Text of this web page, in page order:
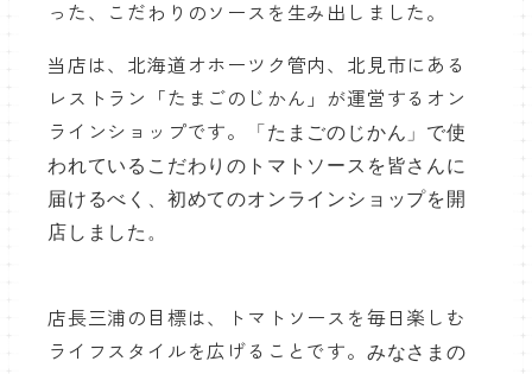
った、こだわりのソースを生み出しました。
当店は、北海道オホーツク管内、北見市にある
レストラン「たまごのじかん」が運営するオン
ラインショップです。
「たまごのじかん」で使
われているこだわりのトマトソースを皆さんに
届けるべく、初めてのオンラインショップを開
店しました。
店長三浦の目標は、トマトソースを毎日楽しむ
ライフスタイルを広げることです。 みなさまの